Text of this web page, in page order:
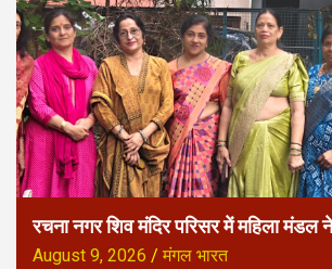
रचना नगर शिव मंदिर परिसर में महिला मंडल ने
August 9, 2026 मंगल भारत